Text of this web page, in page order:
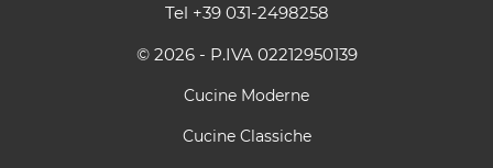
Tel +39 031-2498258
© 2026 - P.IVA 02212950139
Cucine Moderne
Cucine Classiche